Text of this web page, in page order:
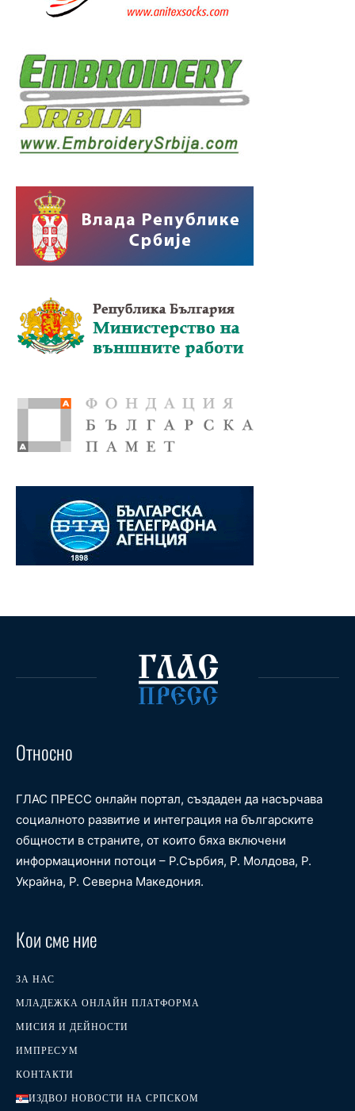
Относно
ГЛАС ПРЕСС онлайн портал, създаден да насърчава
социалното развитие и интеграция на българските
общности в страните, от които бяха включени
информационни потоци – Р.Сърбия, Р. Молдова, Р.
Украйна, Р. Северна Македония.
Кои сме ние
ЗА НАС
МЛАДЕЖКА ОНЛАЙН ПЛАТФОРМА
МИСИЯ И ДЕЙНОСТИ
ИМПРЕСУМ
КОНТАКТИ
ИЗДВОЈ НОВОСТИ НА СРПСКОМ